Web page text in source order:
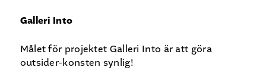
Galleri Into
Målet för projektet Galleri Into är att göra
outsider-konsten synlig!